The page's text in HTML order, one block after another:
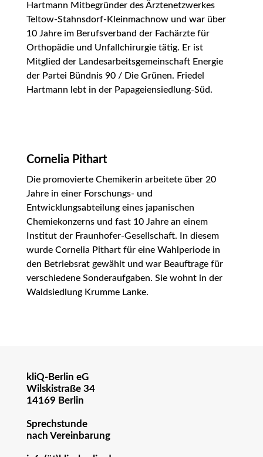
Hartmann Mitbegründer des Ärztenetzwerkes
Teltow-Stahnsdorf-Kleinmachnow und war über
10 Jahre im Berufsverband der Fachärzte für
Orthopädie und Unfallchirurgie tätig. Er ist
Mitglied der Landesarbeitsgemeinschaft Energie
der Partei Bündnis 90 / Die Grünen. Friedel
Hartmann lebt in der Papageiensiedlung-Süd.
Cornelia Pithart
Die promovierte Chemikerin arbeitete über 20
Jahre in einer Forschungs- und
Entwicklungsabteilung eines japanischen
Chemiekonzerns und fast 10 Jahre an einem
Institut der Fraunhofer-Gesellschaft. In diesem
wurde Cornelia Pithart für eine Wahlperiode in
den Betriebsrat gewählt und war Beauftrage für
verschiedene Sonderaufgaben. Sie wohnt in der
Waldsiedlung Krumme Lanke.
kliQ-Berlin eG
Wilskistraße 34
14169 Berlin
Sprechstunde
nach Vereinbarung